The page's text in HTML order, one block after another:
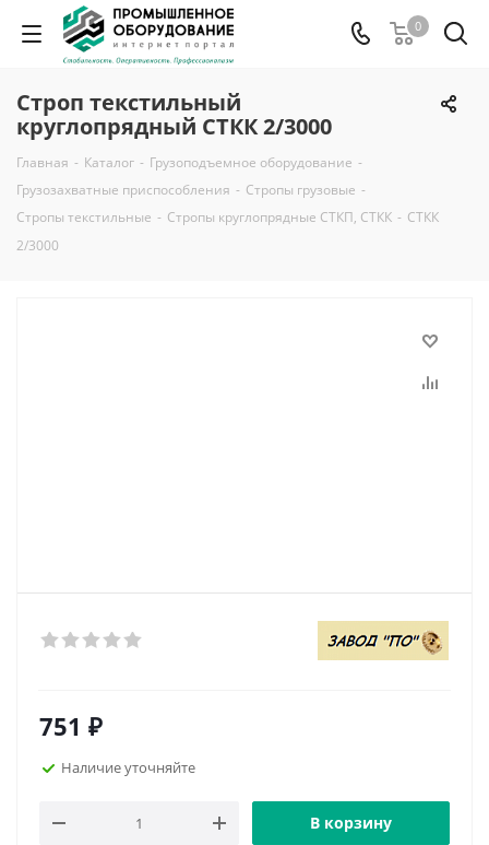
0
Строп текстильный
круглопрядный СТКК 2/3000
Главная - Каталог - Грузоподъемное оборудование -
Грузозахватные приспособления - Стропы грузовые -
Стропы текстильные - Стропы круглопрядные СТКП, СТКК - СТКК
2/3000
751 ₽
Наличие уточняйте
В корзину